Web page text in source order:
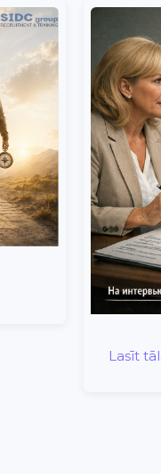
Lasīt